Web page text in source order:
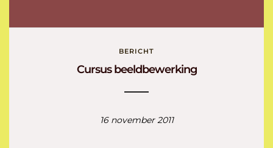
BERICHT
Cursus beeldbewerking
16 november 2011